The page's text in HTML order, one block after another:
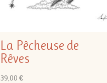
La Pêcheuse de
Rêves
39,00 €